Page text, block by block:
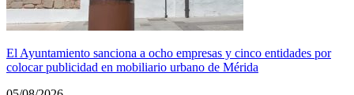
El Ayuntamiento sanciona a ocho empresas y cinco entidades por
colocar publicidad en mobiliario urbano de Mérida